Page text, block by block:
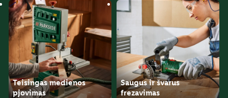
Teisingas medienos
pjovimas
Saugus ir švarus
frezavimas